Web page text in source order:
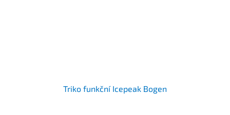
Triko funkční Icepeak Bogen